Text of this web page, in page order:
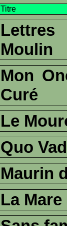
Titre
Moulin
Mon
Curé
Le
Quo
Maurin
La